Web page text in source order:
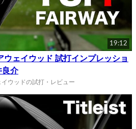
19:12
ウェイウッド 試打インプレッショ
良介
イウッドの試打・レビュー